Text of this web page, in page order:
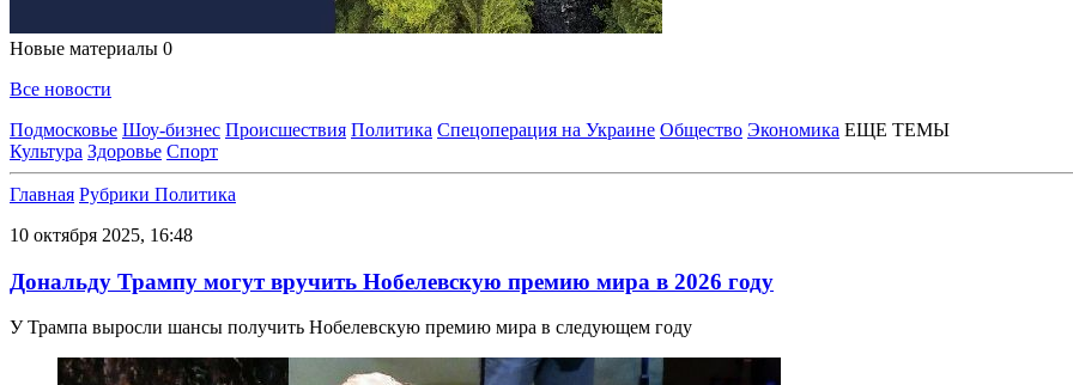
Новые материалы 0
Все новости
Подмосковье Шоу-бизнес Происшествия Политика Спецоперация на Украине Общество Экономика ЕЩЕ ТЕМЫ
Культура Здоровье Спорт
Главная Рубрики Политика
10 октября 2025, 16:48
Дональду Трампу могут вручить Нобелевскую премию мира в 2026 году
У Трампа выросли шансы получить Нобелевскую премию мира в следующем году